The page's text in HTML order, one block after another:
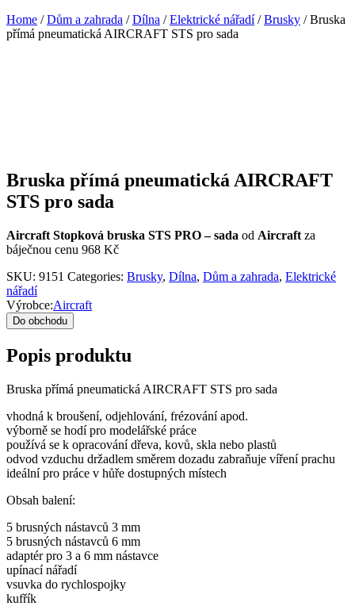
Home /Dům a zahrada /Dílna /Elektrické nářadí/Brusky / Bruska
přímá pneumatická AIRCRAFT STS pro sada
Bruska přímá pneumatická AIRCRAFT
STS pro sada
Aircraft Stopková bruska STS PRO – sada od Aircraft za
báječnou cenu 968 Kč
SKU: 9151 Categories: Brusky, Dílna, Dům a zahrada, Elektrické
nářadí
Výrobce:Aircraft
Do obchodu
Popis produktu
Bruska přímá pneumatická AIRCRAFT STS pro sada
vhodná k broušení, odjehlování, frézování apod.
výborně se hodí pro modelářské práce
používá se k opracování dřeva, kovů, skla nebo plastů
odvod vzduchu držadlem směrem dozadu zabraňuje víření prachu
ideální pro práce v hůře dostupných místech
Obsah balení:
5 brusných nástavců 3 mm
5 brusných nástavců 6 mm
adaptér pro 3 a 6 mm nástavce
upínací nářadí
vsuvka do rychlospojky
kufřík